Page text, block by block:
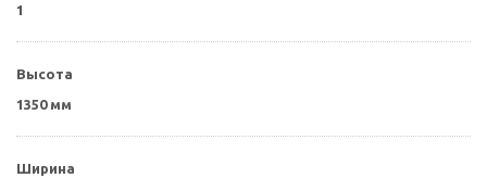
1
Высота
1350 мм
Ширина